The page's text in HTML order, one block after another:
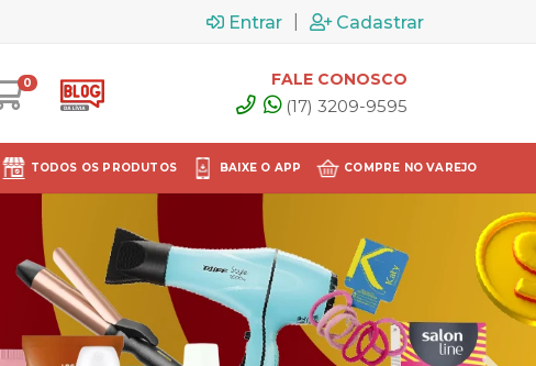
Entrar Cadastrar
0 FALE CONOSCO
(17) 3209-9595
TODOS OS PRODUTOS BAIXE O APP COMPRE NO VAREJO